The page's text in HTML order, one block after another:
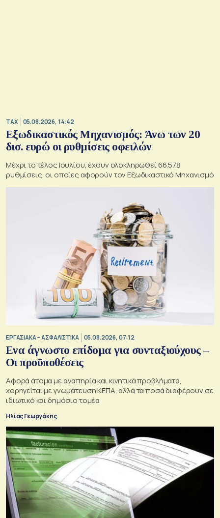
TAX 05.08.2026, 14:42
Εξωδικαστικός Μηχανισμός: Άνω των 20
δισ. ευρώ οι ρυθμίσεις οφειλών
Μέχρι το τέλος Ιουλίου, έχουν ολοκληρωθεί 66.578
ρυθμίσεις, οι οποίες αφορούν τον Εξωδικαστικό Μηχανισμό
ΕΡΓΑΣΙΑΚΑ – ΑΣΦΑΛΙΣΤΙΚΑ 05.08.2026, 07:12
Ενα άγνωστο επίδομα για συνταξιούχους –
Οι προϋποθέσεις
Αφορά άτομα με αναπηρία και κινητικά προβλήματα,
χορηγείται με γνωμάτευση ΚΕΠΑ, αλλά τα ποσά διαφέρουν σε
ιδιωτικό και δημόσιο τομέα
Ηλίας Γεωργάκης